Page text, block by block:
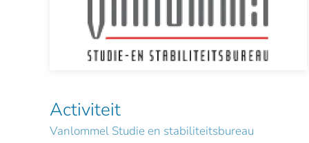
Activiteit
Vanlommel Studie en stabiliteitsbureau